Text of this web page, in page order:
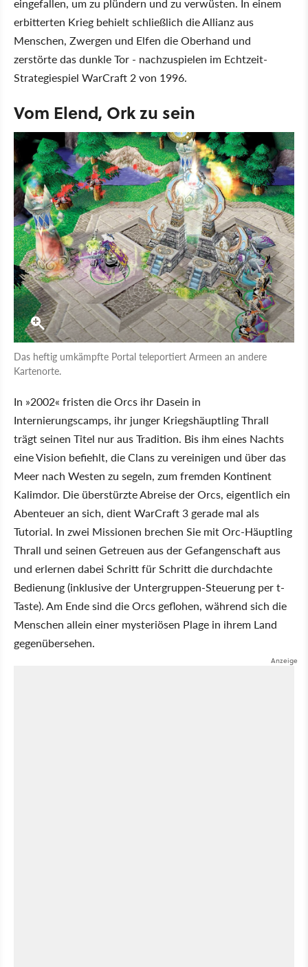
erbitterten Krieg behielt schließlich die Allianz aus
Menschen, Zwergen und Elfen die Oberhand und
zerstörte das dunkle Tor - nachzuspielen im Echtzeit-
Strategiespiel WarCraft 2 von 1996.
Vom Elend, Ork zu sein
Das heftig umkämpfte Portal teleportiert Armeen an andere
Kartenorte.
In »2002« fristen die Orcs ihr Dasein in
Internierungscamps, ihr junger Kriegshäuptling Thrall
trägt seinen Titel nur aus Tradition. Bis ihm eines Nachts
eine Vision befiehlt, die Clans zu vereinigen und über das
Meer nach Westen zu segeln, zum fremden Kontinent
Kalimdor. Die überstürzte Abreise der Orcs, eigentlich ein
Abenteuer an sich, dient WarCraft 3 gerade mal als
Tutorial. In zwei Missionen brechen Sie mit Orc-Häuptling
Thrall und seinen Getreuen aus der Gefangenschaft aus
und erlernen dabei Schritt für Schritt die durchdachte
Bedienung (inklusive der Untergruppen-Steuerung per t-
Taste). Am Ende sind die Orcs geflohen, während sich die
Menschen allein einer mysteriösen Plage in ihrem Land
gegenübersehen.